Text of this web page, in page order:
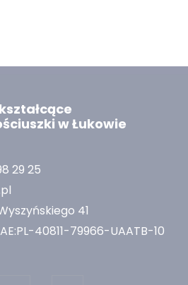
w Łukowie
29 25
41
40811-79966-UAATB-10